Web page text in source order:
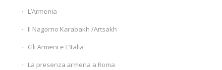
L’Armenia
Il Nagorno Karabakh /Artsakh
Gli Armeni e L’Italia
La presenza armena a Roma